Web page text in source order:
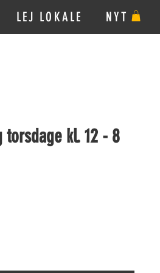
LEJ LOKALE NYT
kl. 12 - 8